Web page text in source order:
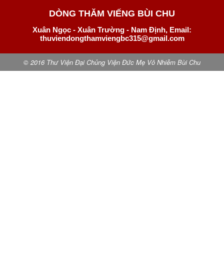
DÒNG THĂM VIẾNG BÙI CHU
Xuân Ngọc - Xuân Trường - Nam Định, Email:
thuviendongthamviengbc315@gmail.com
© 2016 Thư Viện Đại Chủng Viện Đức Mẹ Vô Nhiễm Bùi Chu